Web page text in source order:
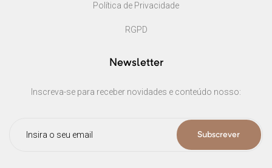
Política de Privacidade
RGPD
Newsletter
Inscreva-se para receber novidades e conteúdo nosso:
Subscrever